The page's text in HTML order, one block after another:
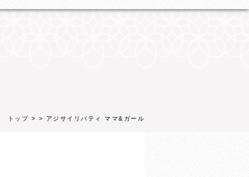
トップ > > アジサイリバティ ママ&ガール